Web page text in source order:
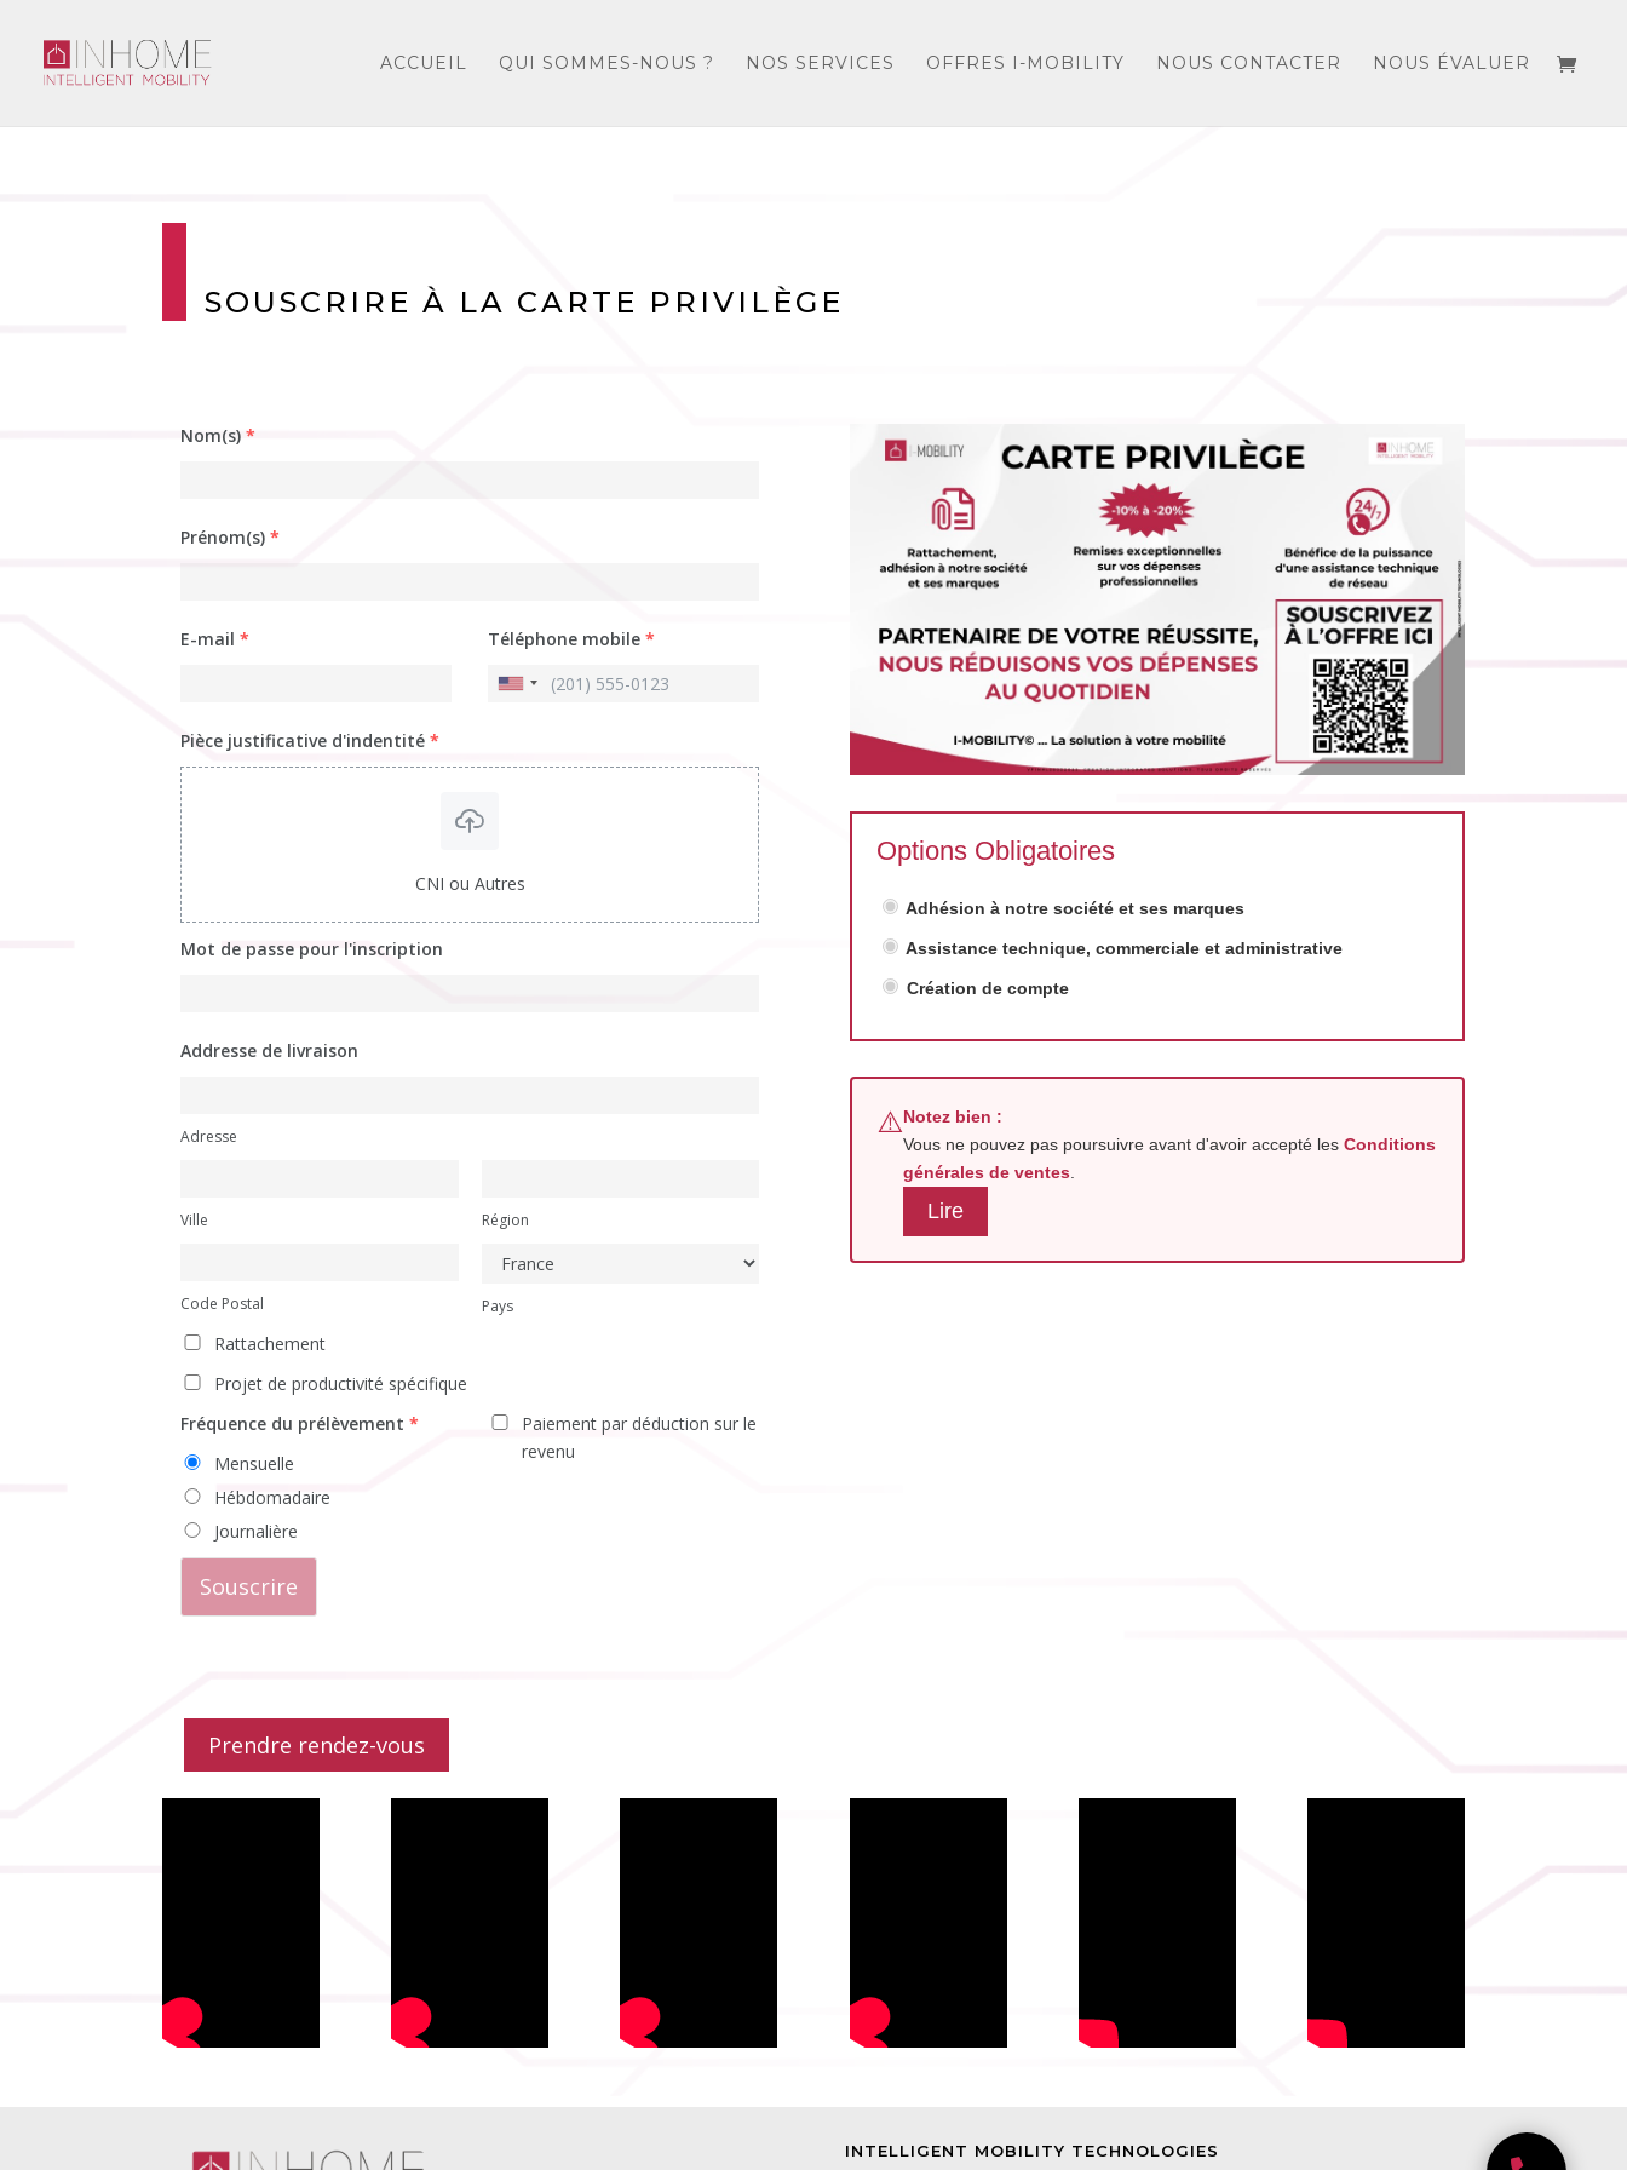
ACCUEIL QUI SOMMES-NOUS ? NOS SERVICES OFFRES I-MOBILITY NOUS CONTACTER NOUS ÉVALUER
SOUSCRIRE À LA CARTE PRIVILÈGE
Nom(s) *
Prénom(s) *
E-mail * Téléphone mobile *
Pièce justificative d'indentité *
CNI ou Autres
Mot de passe pour l'inscription
Addresse de livraison
Adresse
Ville Région
Code Postal Pays
Rattachement
Projet de productivité spécifique
Fréquence du prélèvement *
Mensuelle
Hébdomadaire
Journalière
Paiement par déduction sur le
revenu
Souscrire
Options Obligatoires
Adhésion à notre société et ses marques
Assistance technique, commerciale et administrative
Création de compte
⚠️Notez bien :
Vous ne pouvez pas poursuivre avant d'avoir accepté les Conditions
générales de ventes.
Lire
Prendre rendez-vous
INTELLIGENT MOBILITY TECHNOLOGIES